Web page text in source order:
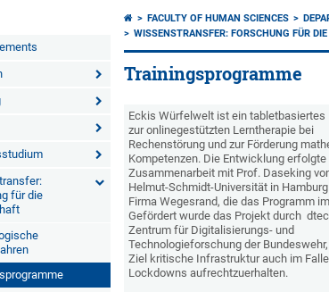
für die
FACULTY OF HUMAN SCIENCES
WISSENSTRANSFER: FORSCHUNG FÜR
Trainingsprogramme
Eckis Würfelwelt ist ein tabletbasiertes
zur onlinegestützten Lerntherapie bei
Rechenstörung und zur Förderung
Kompetenzen. Die Entwicklung erfolgte
Zusammenarbeit mit Prof. Daseking
Helmut-Schmidt-Universität in
Firma Wegesrand, die das Programm
Gefördert wurde das Projekt durch
Zentrum für Digitalisierungs- und
Technologieforschung der
Ziel kritische Infrastruktur auch im
Lockdowns aufrechtzuerhalten.